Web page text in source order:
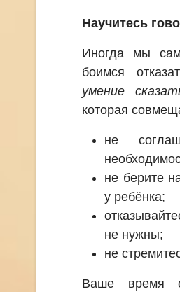
Научитесь
Иногда мы
боимся
умение
которая
не
не берите
у ребёнка;
не нужны;
не
Ваше время